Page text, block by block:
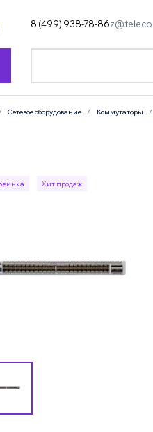
8 (499) 938-78-86
Сетевое оборудование Коммутаторы
Хит продаж